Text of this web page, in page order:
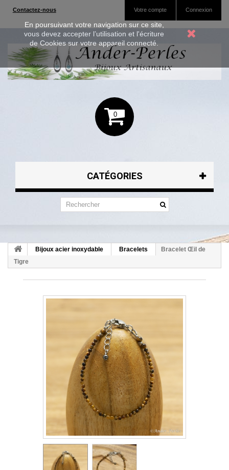
En poursuivant votre navigation sur ce site,
vous devez accepter l’utilisation et l'écriture
de Cookies sur votre appareil connecté.
Connexion
Votre compte
Contactez-nous
0
CATÉGORIES
Bijoux acier inoxydable Bracelets
Bracelet Œil de
Tigre